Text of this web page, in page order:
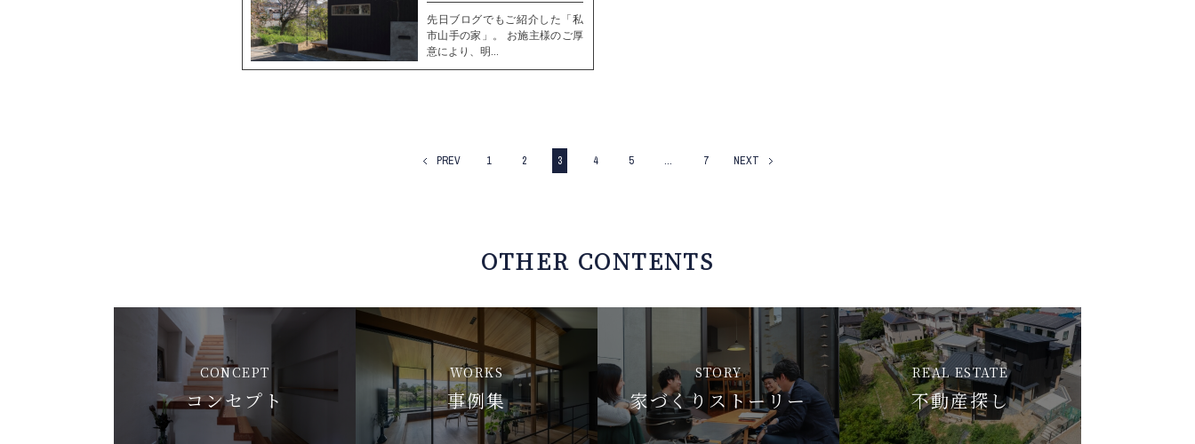
先日ブログでもご紹介した「私
市山手の家」。 お施主様のご厚
意により、明…
PREV 1 2 3 4 5 … 7 NEXT
OTHER CONTENTS
CONCEPT
コンセプト
WORKS
事例集
STORY
家づくりストーリー
REAL ESTATE
不動産探し